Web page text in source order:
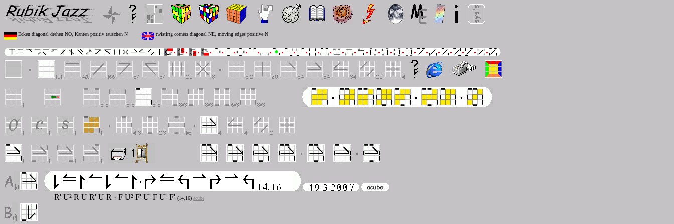
Ecken diagonal drehen NO, Kanten positiv tauschen N twisting corners diagonal NE, moving edges positive N
R' U² R U R' U R · F U² F' U' F U' F' (14,16) acube